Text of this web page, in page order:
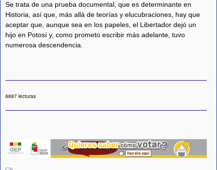
Se trata de una prueba documental, que es determinante en
Historia, así que, más allá de teorías y elucubraciones, hay que
aceptar que, aunque sea en los papeles, el Libertador dejó un
hijo en Potosí y, como prometo escribir más adelante, tuvo
numerosa descendencia.
6887 lecturas